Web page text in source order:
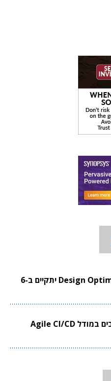
וובינר סינופסיס ל-Design Optimization יתקיים ב-6
וובינר סינופסיס לתכנון שבבים במודל Agile CI/CD